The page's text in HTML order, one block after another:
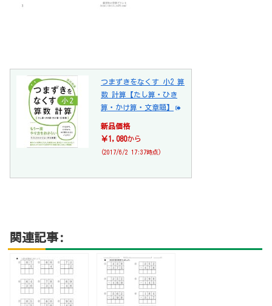
つまずきをなくす 小2 算
数 計算【たし算・ひき
算・かけ算・文章題】
新品価格
￥1,080から
(2017/6/2 17:37時点)
関連記事: